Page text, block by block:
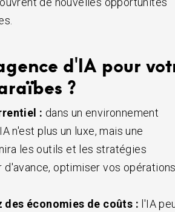
d'IA pour
?
: dans un environnement
n'est plus un luxe, mais une
les outils et les stratégies
optimiser vos
économies de coûts : l'IA